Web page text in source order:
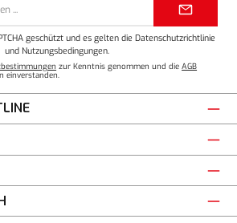
geschützt und es gelten die Datenschutzrichtlinie
und Nutzungsbedingungen.
zur Kenntnis genommen und dieAGB
einverstanden.